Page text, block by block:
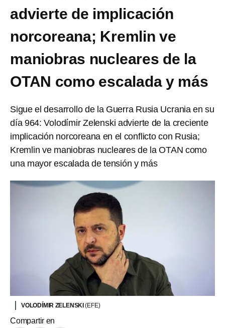
advierte de implicación
norcoreana; Kremlin ve
maniobras nucleares de la
OTAN como escalada y más
Sigue el desarrollo de la Guerra Rusia Ucrania en su
día 964: Volodímir Zelenski advierte de la creciente
implicación norcoreana en el conflicto con Rusia;
Kremlin ve maniobras nucleares de la OTAN como
una mayor escalada de tensión y más
VOLODÍMIR ZELENSKI(EFE)
Compartir en